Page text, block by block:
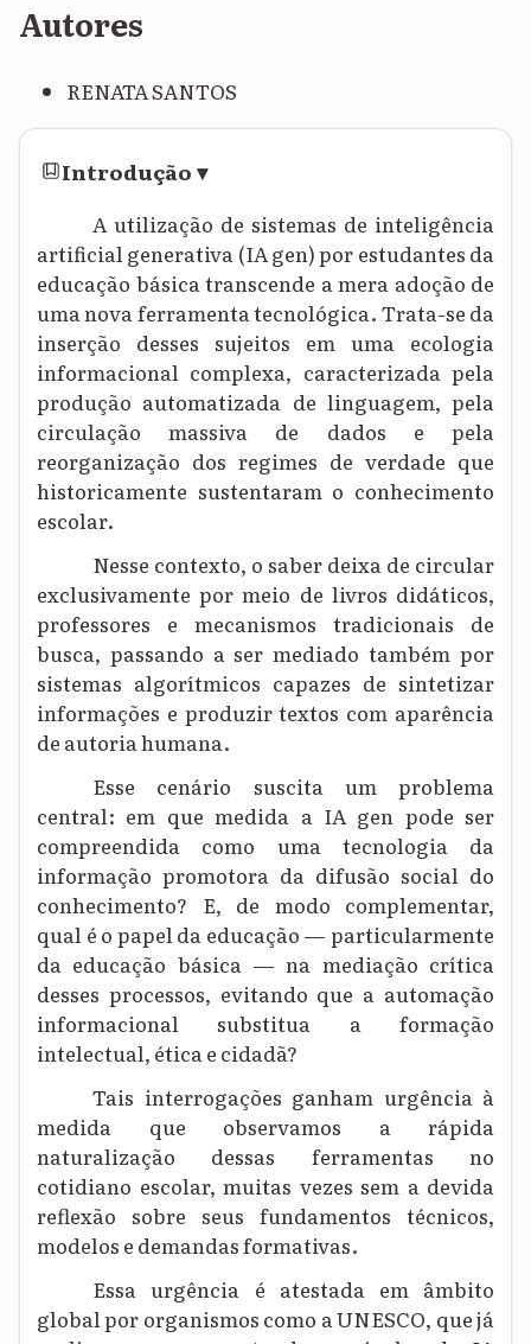
Autores
RENATA SANTOS
Introdução▾
A utilização de sistemas de inteligência
artificial generativa (IA gen) por estudantes da
educação básica transcende a mera adoção de
uma nova ferramenta tecnológica. Trata-se da
inserção desses sujeitos em uma ecologia
informacional complexa, caracterizada pela
produção automatizada de linguagem, pela
circulação massiva de dados e pela
reorganização dos regimes de verdade que
historicamente sustentaram o conhecimento
escolar.
Nesse contexto, o saber deixa de circular
exclusivamente por meio de livros didáticos,
professores e mecanismos tradicionais de
busca, passando a ser mediado também por
sistemas algorítmicos capazes de sintetizar
informações e produzir textos com aparência
de autoria humana.
Esse cenário suscita um problema
central: em que medida a IA gen pode ser
compreendida como uma tecnologia da
informação promotora da difusão social do
conhecimento? E, de modo complementar,
qual é o papel da educação — particularmente
da educação básica — na mediação crítica
desses processos, evitando que a automação
informacional substitua a formação
intelectual, ética e cidadã?
Tais interrogações ganham urgência à
medida que observamos a rápida
naturalização dessas ferramentas no
cotidiano escolar, muitas vezes sem a devida
reflexão sobre seus fundamentos técnicos,
modelos e demandas formativas.
Essa urgência é atestada em âmbito
global por organismos como a UNESCO, que já